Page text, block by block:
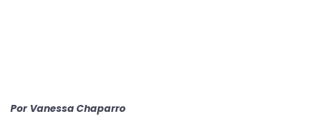
Por Vanessa Chaparro